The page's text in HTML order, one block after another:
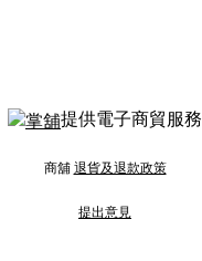
提供電子商貿服務
商舖 退貨及退款政策
提出意見